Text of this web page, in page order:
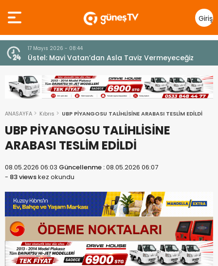
Giriş
Yap
7 Ağustos 2026 - 12:36
ÜSTEL: “ERENKÖY RUHU SONSUZA DEK YAŞAYACAK”
ANASAYFA Kıbrıs UBP PİYANGOSU TALİHLİSİNE ARABASI TESLİM EDİLDİ
UBP PİYANGOSU TALİHLİSİNE
ARABASI TESLİM EDİLDİ
08.05.2026 06:03 Güncellenme :08.05.2026 06:07
- 83 viewskez okundu